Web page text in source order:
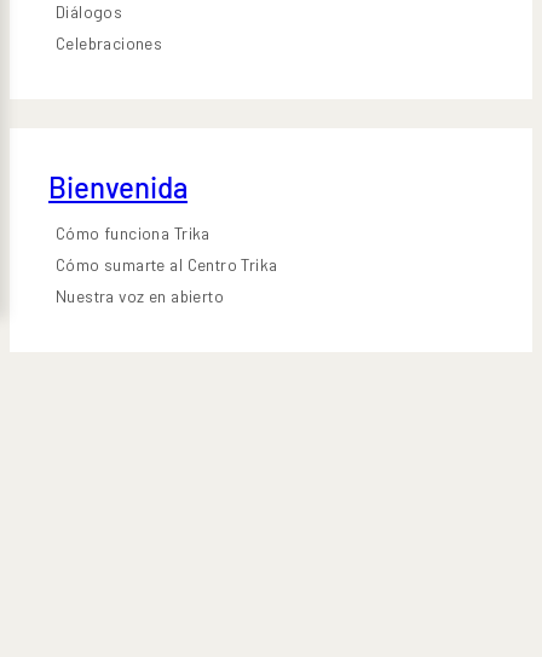
Diálogos
Celebraciones
Bienvenida
Cómo funciona Trika
Cómo sumarte al Centro Trika
Nuestra voz en abierto